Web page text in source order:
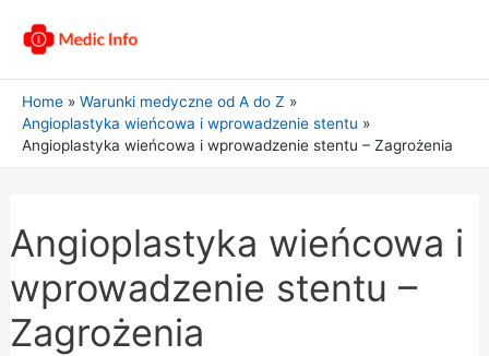
Home
Warunki medyczne od A do Z
Angioplastyka wieńcowa i wprowadzenie stentu
Angioplastyka wieńcowa i wprowadzenie stentu – Zagrożenia
Angioplastyka wieńcowa i
wprowadzenie stentu –
Zagrożenia